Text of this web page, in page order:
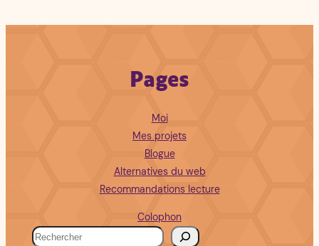
Pages
Moi
Mes projets
Blogue
Alternatives du web
Recommandations lecture
Colophon
R